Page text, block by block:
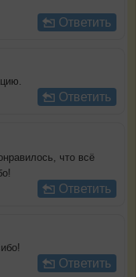
Ответить
Ответить
что всё
Ответить
Ответить